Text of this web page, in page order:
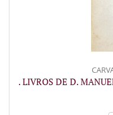
. LIVROS DE D.